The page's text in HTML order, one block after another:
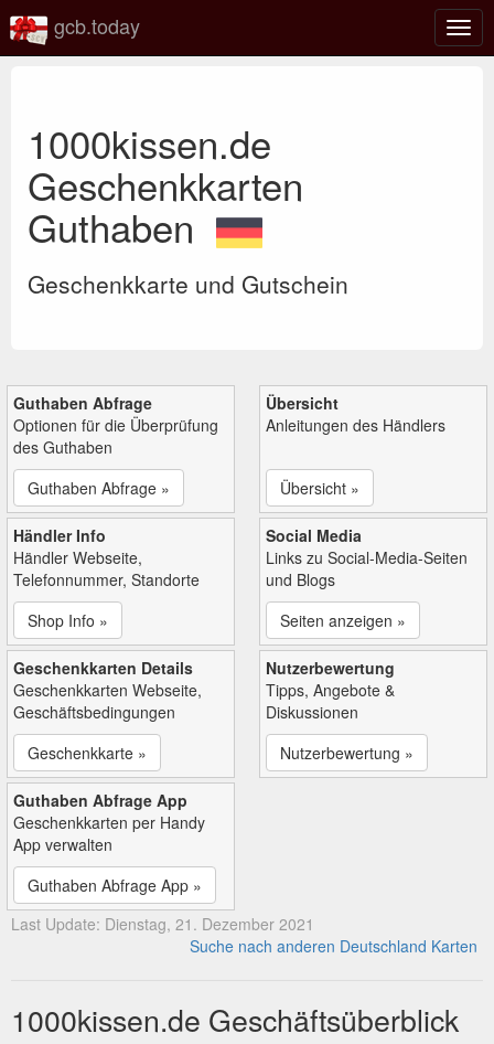
gcb.today
1000kissen.de
Geschenkkarten
Guthaben
Geschenkkarte und Gutschein
Guthaben Abfrage
Optionen für die Überprüfung
des Guthaben
Guthaben Abfrage »
Übersicht
Anleitungen des Händlers
Übersicht »
Händler Info
Händler Webseite,
Telefonnummer, Standorte
Shop Info »
Social Media
Links zu Social-Media-Seiten
und Blogs
Seiten anzeigen »
Geschenkkarten Details
Geschenkkarten Webseite,
Geschäftsbedingungen
Geschenkkarte »
Nutzerbewertung
Tipps, Angebote &
Diskussionen
Nutzerbewertung »
Guthaben Abfrage App
Geschenkkarten per Handy
App verwalten
Guthaben Abfrage App »
Last Update: Dienstag, 21. Dezember 2021
Suche nach anderen Deutschland Karten
1000kissen.de Geschäftsüberblick